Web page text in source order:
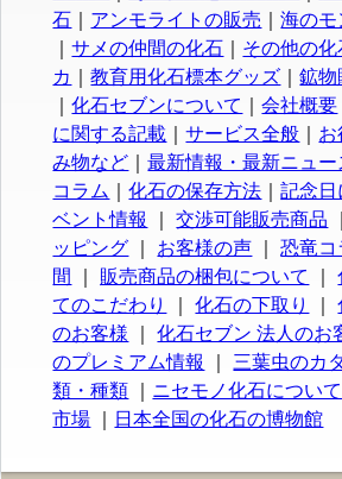
石
アンモライトの販売 ｜海のモ
｜サメの仲間の化石 その他の化
カ
｜教育用化石標本グッズ ｜鉱物
｜化石セブンについて ｜会社概要
に関する記載 ｜サービス全般 お
み物など ｜最新情報・最新ニュー
コラム
｜化石の保存方法 ｜記念日
ベント情報
｜交渉可能販売商品
ッピング
お客様の声 ｜恐竜コ
間
販売商品の梱包について ｜
てのこだわり
｜化石の下取り ｜
のお客様 ｜化石セブン 法人のお
のプレミアム情報
三葉虫のカ
類・種類
ニセモノ化石について
市場
日本全国の化石の博物館